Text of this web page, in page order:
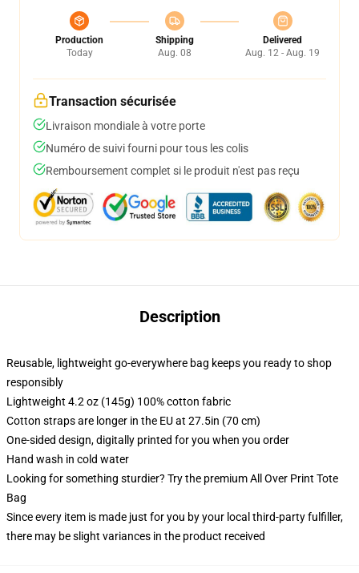
Production
Today
Shipping
Aug. 08
Delivered
Aug. 12 - Aug. 19
Transaction sécurisée
Livraison mondiale à votre porte
Numéro de suivi fourni pour tous les colis
Remboursement complet si le produit n'est pas reçu
Description
Reusable, lightweight go-everywhere bag keeps you ready to shop
responsibly
Lightweight 4.2 oz (145g) 100% cotton fabric
Cotton straps are longer in the EU at 27.5in (70 cm)
One-sided design, digitally printed for you when you order
Hand wash in cold water
Looking for something sturdier? Try the premium All Over Print Tote
Bag
Since every item is made just for you by your local third-party fulfiller,
there may be slight variances in the product received